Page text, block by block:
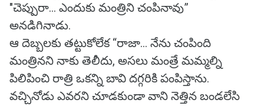
"చెప్పురా... ఎందుకు మంత్రిని చంపినావు”
అనడిగినాడు.
ఆ దెబ్బలకు తట్టుకోలేక “రాజా... నేను చంపింది
మంత్రినని నాకు తెలీదు, అసలు మంత్రే మమ్మల్ని
పిలిపించి రాత్రి ఒకన్ని బావి దగ్గరికి పంపిస్తాను.
వచ్చినోడు ఎవరని చూడకుండా వాని నెత్తిన బండలేసి